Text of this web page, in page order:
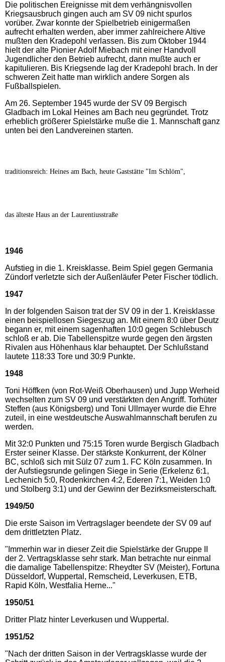
Die politischen Ereignisse mit dem verhängnisvollen
Kriegsausbruch gingen auch am SV 09 nicht spurlos
vorüber. Zwar konnte der Spielbetrieb einigermaßen
aufrecht erhalten werden, aber immer zahlreichere Altive
mußten den Kradepohl verlassen. Bis zum Oktober 1944
hielt der alte Pionier Adolf Miebach mit einer Handvoll
Jugendlicher den Betrieb aufrecht, dann mußte auch er
kapitulieren. Bis Kriegsende lag der Kradepohl brach. In der
schweren Zeit hatte man wirklich andere Sorgen als
Fußballspielen.
Am 26. September 1945 wurde der SV 09 Bergisch
Gladbach im Lokal Heines am Bach neu gegründet. Trotz
erheblich größerer Spielstärke muße die 1. Mannschaft ganz
unten bei den Landvereinen starten.
traditionsreich: Heines am Bach, heute Gaststätte "Im Schlöm",
das älteste Haus an der Laurentiusstraße
1946
Aufstieg in die 1. Kreisklasse. Beim Spiel gegen Germania
Zündorf verletzte sich der Außenläufer Peter Fischer tödlich.
1947
In der folgenden Saison trat der SV 09 in der 1. Kreisklasse
einen beispiellosen Siegeszug an. Mit einem 8:0 über Deutz
begann er, mit einem sagenhaften 10:0 gegen Schlebusch
schloß er ab. Die Tabellenspitze wurde gegen den ärgsten
Rivalen aus Höhenhaus klar behauptet. Der Schlußstand
lautete 118:33 Tore und 30:9 Punkte.
1948
Toni Höffken (von Rot-Weiß Oberhausen) und Jupp Werheid
wechselten zum SV 09 und verstärkten den Angriff. Torhüter
Steffen (aus Königsberg) und Toni Ullmayer wurde die Ehre
zuteil, in eine westdeutsche Auswahlmannschaft berufen zu
werden.
Mit 32:0 Punkten und 75:15 Toren wurde Bergisch Gladbach
Erster seiner Klasse. Der stärkste Konkurrent, der Kölner
BC, schloß sich mit Sülz 07 zum 1. FC Köln zusammen. In
der Aufstiegsrunde gelingen Siege in Serie (Erkelenz 6:1,
Lechenich 5:0, Rodenkirchen 4:2, Ederen 7:1, Weiden 1:0
und Stolberg 3:1) und der Gewinn der Bezirksmeisterschaft.
1949/50
Die erste Saison im Vertragslager beendete der SV 09 auf
dem drittletzten Platz.
"Immerhin war in dieser Zeit die Spielstärke der Gruppe II
der 2. Vertragsklasse sehr stark. Man betrachte nur einmal
die damalige Tabellenspitze: Rheydter SV (Meister), Fortuna
Düsseldorf, Wuppertal, Remscheid, Leverkusen, ETB,
Rapid Köln, Westfalia Herne..."
1950/51
Dritter Platz hinter Leverkusen und Wuppertal.
1951/52
"Nach der dritten Saison in der Vertragsklasse wurde der